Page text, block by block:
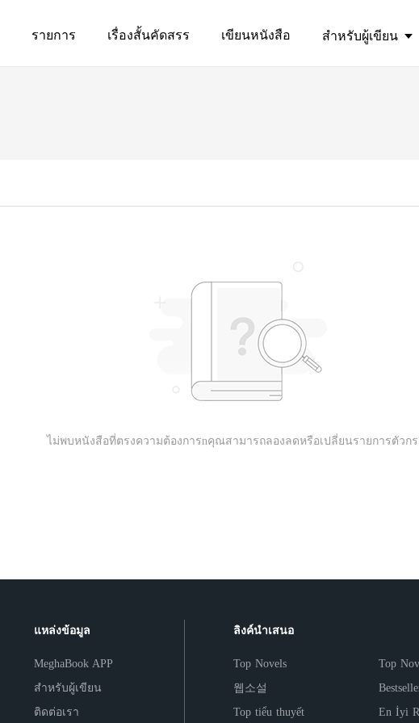
รายการ เรื่องสั้นคัดสรร เขียนหนังสือ สำหรับผู้เขียน
ไม่พบหนังสือที่ตรงความต้องการnคุณสามารถลองลดหรือเปลี่ยนรายการตัวกร
แหล่งข้อมูล
MeghaBook APP
สำหรับผู้เขียน
ติดต่อเรา
ลิงค์นำเสนอ
Top Novels
Top
웹소설
Top tiểu thuyết
En İyi